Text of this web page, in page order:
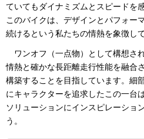
ていてもダイナミズムとスピードを
このバイクは、デザインとパフォー
続けるという私たちの情熱を象徴し
ワンオフ（一点物）として構想さ
情熱と確かな長距離走行性能を融合
構築することを目指しています。細
にキャラクターを追求したこの一台
ソリューションにインスピレーショ
う。